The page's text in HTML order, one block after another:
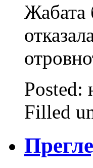
Жабата
Posted:
Filled